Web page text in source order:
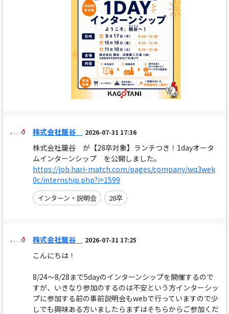
株式会社籠谷 2026-07-31 17:36
株式会社籠谷 が【28卒対象】ランチつき！1dayオータ
ムインターンシップ を公開しました。
https://job.hari-match.com/pages/company/wq3wek
0c/internship.php?i=1599
インターン・説明会 28卒
株式会社籠谷 2026-07-31 17:25
こんにちは！
8/24～8/28まで5dayのインターンシップを開催するので
すが、いきなり参加のするのは不安という方インターシッ
プに参加する前の事前説明会もwebで行っていますので少
しでも興味ある方いましたらまずはそちらからご参加くだ